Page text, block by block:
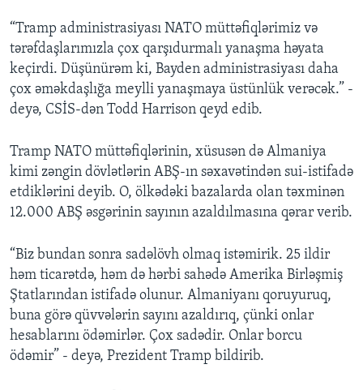
“Tramp administrasiyası NATO müttəfiqlərimiz və
tərəfdaşlarımızla çox qarşıdurmalı yanaşma həyata
keçirdi. Düşünürəm ki, Bayden administrasiyası daha
çox əməkdaşlığa meylli yanaşmaya üstünlük verəcək.” -
deyə, CSİS-dən Todd Harrison qeyd edib.
Tramp NATO müttəfiqlərinin, xüsusən də Almaniya
kimi zəngin dövlətlərin ABŞ-ın səxavətindən sui-istifadə
etdiklərini deyib. O, ölkədəki bazalarda olan təxminən
12.000 ABŞ əsgərinin sayının azaldılmasına qərar verib.
“Biz bundan sonra sadəlövh olmaq istəmirik. 25 ildir
həm ticarətdə, həm də hərbi sahədə Amerika Birləşmiş
Ştatlarından istifadə olunur. Almaniyanı qoruyuruq,
buna görə qüvvələrin sayını azaldırıq, çünki onlar
hesablarını ödəmirlər. Çox sadədir. Onlar borcu
ödəmir” - deyə, Prezident Tramp bildirib.